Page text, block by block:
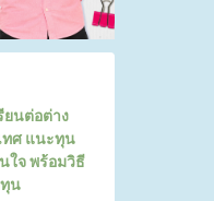
ยนต่อต่าง
ทศ แนะทุน
ใจ พร้อมวิธี
น